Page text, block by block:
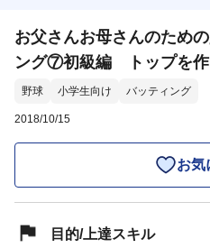
お父さんお母さんのため
ング⑦初級編 トップを
野球 小学生向け バッティング
2018/10/15
お気
目的/上達スキル